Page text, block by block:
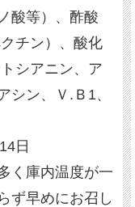
酸等）、酢酸
チン）、酸化
シアニン、ア
シン、Ｖ.Ｂ1、
日
く庫内温度が一
ず早めにお召し